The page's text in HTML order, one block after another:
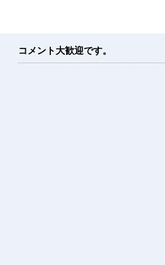
コメント大歓迎です。